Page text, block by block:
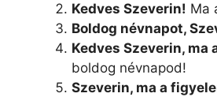
Kedves Szeverin! Ma
Boldog névnapot,
Kedves Szeverin, ma
boldog névnapod!
Szeverin, ma a